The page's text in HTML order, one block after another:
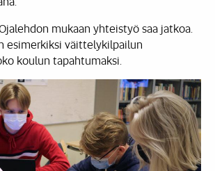
mukaan yhteistyö saa jatkoa.
esimerkiksi väittelykilpailun
koulun tapahtumaksi.